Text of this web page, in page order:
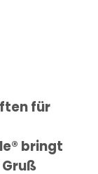
für
bringt